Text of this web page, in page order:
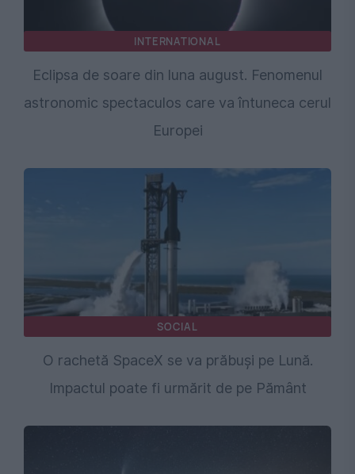
INTERNATIONAL
Eclipsa de soare din luna august. Fenomenul
astronomic spectaculos care va întuneca cerul
Europei
SOCIAL
O rachetă SpaceX se va prăbuși pe Lună.
Impactul poate fi urmărit de pe Pământ